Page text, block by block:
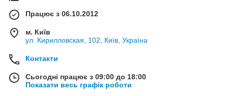
Працює з 06.10.2012
м. Київ
ул. Кирилловская, 102, Київ, Україна
Контакти
Сьогодні працює з 09:00 до 18:00
Показати весь графік роботи